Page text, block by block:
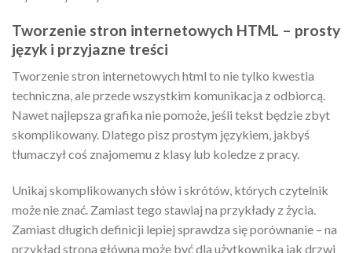
Tworzenie stron internetowych HTML – prosty
język i przyjazne treści
Tworzenie stron internetowych html to nie tylko kwestia
techniczna, ale przede wszystkim komunikacja z odbiorcą.
Nawet najlepsza grafika nie pomoże, jeśli tekst będzie zbyt
skomplikowany. Dlatego pisz prostym językiem, jakbyś
tłumaczył coś znajomemu z klasy lub koledze z pracy.
Unikaj skomplikowanych słów i skrótów, których czytelnik
może nie znać. Zamiast tego stawiaj na przykłady z życia.
Zamiast długich definicji lepiej sprawdza się porównanie – na
przykład strona główna może być dla użytkownika jak drzwi